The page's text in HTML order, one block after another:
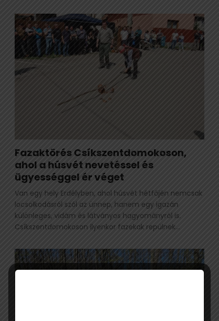
Fazaktörés Csíkszentdomokoson,
ahol a húsvét nevetéssel és
ügyességgel ér véget
Van egy hely Erdélyben, ahol húsvét hétfőjén nemcsak
locsolkodásról szól az ünnep, hanem egy igazán
különleges, vidám és látványos hagyományról is.
Csíkszentdomokoson ilyenkor fazekak repülnek...